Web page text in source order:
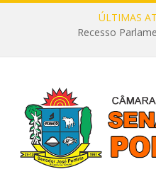
ÚLTIMAS
Recesso